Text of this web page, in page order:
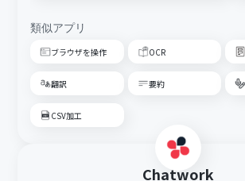
類似アプリ
ブラウザを操作 OCR
翻訳 要約
CSV加工
Chatwork